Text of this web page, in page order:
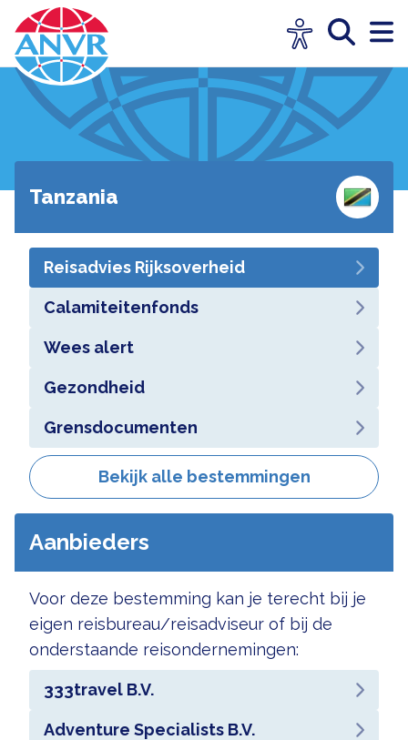
Tanzania
Reisadvies Rijksoverheid
Calamiteitenfonds
Wees alert
Gezondheid
Grensdocumenten
Bekijk alle bestemmingen
Aanbieders
Voor deze bestemming kan je terecht bij je
eigen reisbureau/reisadviseur of bij de
onderstaande reisondernemingen:
333travel B.V.
Adventure Specialists B.V.